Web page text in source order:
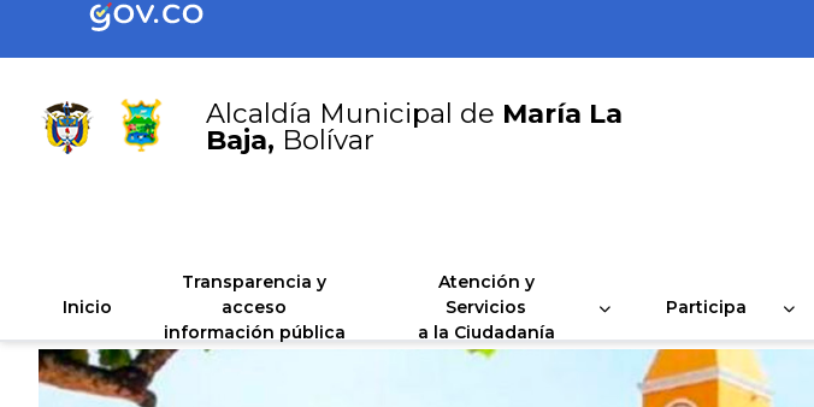
Alcaldía Municipal de María La
Baja, Bolívar
Inicio
Transparencia y
acceso
información pública
Atención y
Servicios
a la Ciudadanía
Participa